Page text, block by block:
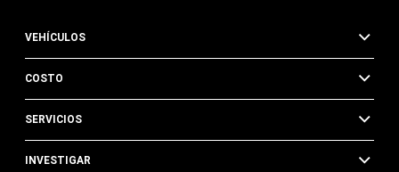
VEHÍCULOS
COSTO
SERVICIOS
INVESTIGAR